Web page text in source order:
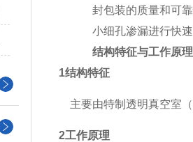
封包装的质量和可
小细孔渗漏进行快速
结构特征与工作原理
1结构特征
主要由特制透明真空室（
2工作原理